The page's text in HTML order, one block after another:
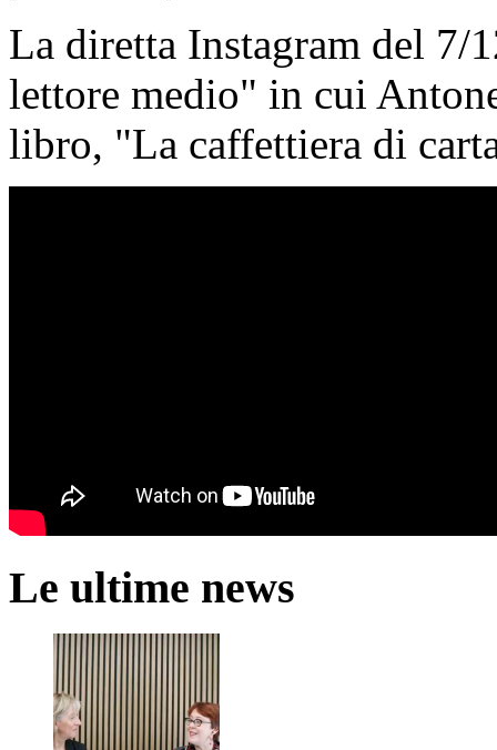
La diretta Instagram del
lettore medio" in cui
libro, "La caffettiera di
Le ultime news